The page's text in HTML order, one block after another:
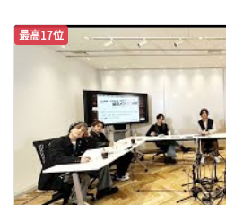
最高17位